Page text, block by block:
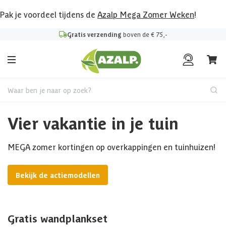
Pak je voordeel tijdens de Azalp Mega Zomer Weken!
Gratis verzending boven de € 75,-
Waar ben je naar op zoek?
Vier vakantie in je tuin
MEGA zomer kortingen op overkappingen en tuinhuizen!
Bekijk de actiemodellen
Gratis wandplankset